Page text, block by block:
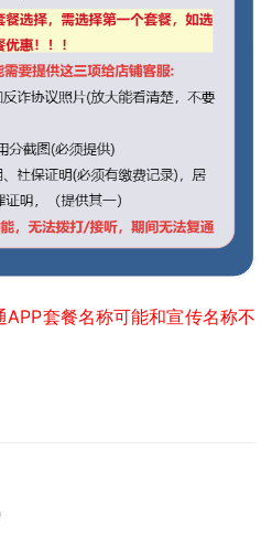
套餐名称可能和宣传名称不